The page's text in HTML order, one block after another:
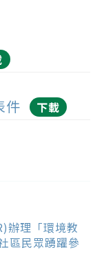
件 下載
辦理「環境教
區民眾踴躍參